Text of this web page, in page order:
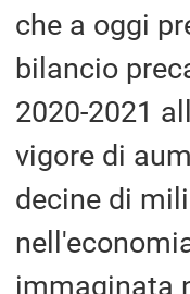
che a oggi
bilancio
2020-2021
vigore di
decine di
immaginata